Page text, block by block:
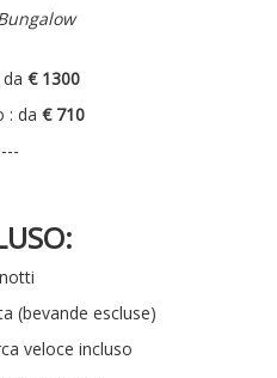
€ 1300
: da € 710
---
(bevande escluse)
veloce incluso